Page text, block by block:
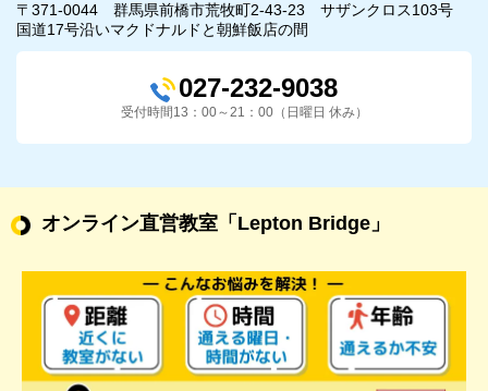
〒371-0044 群馬県前橋市荒牧町2-43-23 サザンクロス103号
国道17号沿いマクドナルドと朝鮮飯店の間
027-232-9038
受付時間13：00～21：00（日曜日 休み）
オンライン直営教室 「Lepton Bridge」